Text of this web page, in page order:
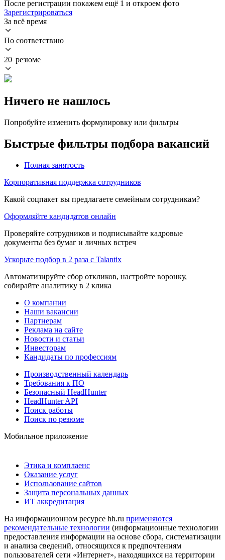
После регистрации покажем ещё 1 и откроем фото
Зарегистрироваться
За всё время
По соответствию
20 резюме
Ничего не нашлось
Попробуйте изменить формулировку или фильтры
Быстрые фильтры подбора вакансий
Полная занятость
Корпоративная поддержка сотрудников
Какой соцпакет вы предлагаете семейным сотрудникам?
Оформляйте кандидатов онлайн
Проверяйте сотрудников и подписывайте кадровые
документы без бумаг и личных встреч
Ускорьте подбор в 2 раза с Talantix
Автоматизируйте сбор откликов, настройте воронку,
собирайте аналитику в 2 клика
О компании
Наши вакансии
Партнерам
Реклама на сайте
Новости и статьи
Инвесторам
Кандидаты по профессиям
Производственный календарь
Требования к ПО
Безопасный HeadHunter
HeadHunter API
Поиск работы
Поиск по резюме
Мобильное приложение
Этика и комплаенс
Оказание услуг
Использование сайтов
Защита персональных данных
ИТ аккредитация
На информационном ресурсе hh.ru применяются
рекомендательные технологии (информационные технологии
предоставления информации на основе сбора, систематизации
и анализа сведений, относящихся к предпочтениям
пользователей сети «Интернет», находящихся на территории